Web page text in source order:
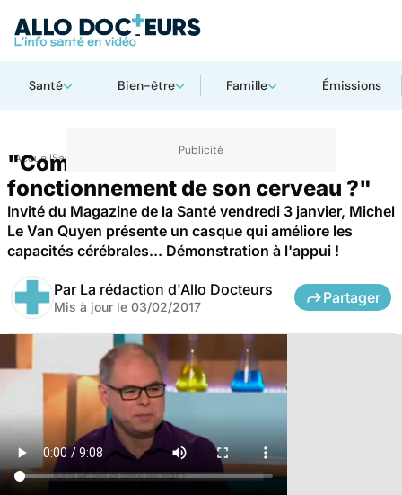
Santé Bien-être Famille Émissions
AccueilSanté Maladies neurologiques
"Comment améliorer le
fonctionnement de son cerveau ?"
Invité du Magazine de la Santé vendredi 3 janvier, Michel
Le Van Quyen présente un casque qui améliore les
capacités cérébrales... Démonstration à l'appui !
Par La rédaction d'Allo Docteurs
Mis à jour le 03/02/2017
Partager